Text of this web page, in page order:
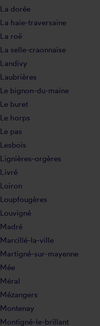
La dorée
La haie-traversaine
La roë
La selle-craonnaise
Landivy
Laubrières
Le bignon-du-maine
Le buret
Le horps
Le pas
Lesbois
Lignières-orgères
Livré
Loiron
Loupfougères
Louvigné
Madré
Marcillé-la-ville
Martigné-sur-mayenne
Mée
Méral
Mézangers
Montenay
Montigné-le-brillant